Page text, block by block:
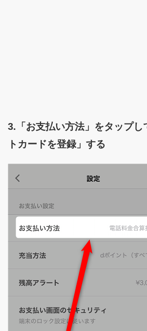
3.「お支払い方法」をタップし
トカードを登録」する